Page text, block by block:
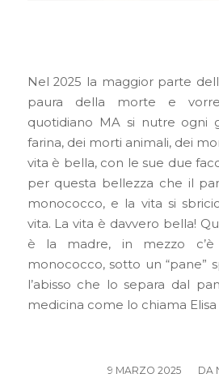
Nel 2025 la maggior parte
paura della morte e
quotidiano MA si nutre ogni
farina, dei morti animali, dei
vita è bella, con le sue due
per questa bellezza che il
monococco, e la vita si
vita. La vita è davvero bella!
è la madre, in mezzo
monococco, sotto un “pane”
l’abisso che lo separa dal
medicina come lo chiama Elisa
9 MARZO 2025
/ DA